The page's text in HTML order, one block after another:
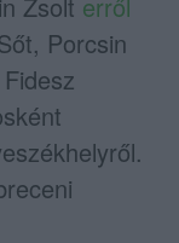
Porcsin